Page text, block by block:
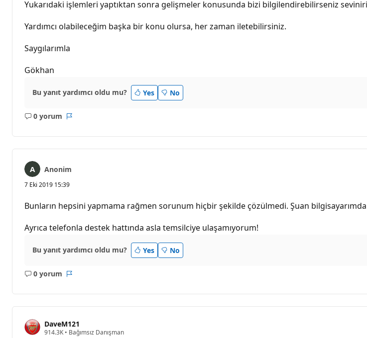
Yukarıdaki işlemleri yaptıktan sonra gelişmeler konusunda bizi bilgilendirebilirseniz
Yardımcı olabileceğim başka bir konu olursa, her zaman iletebilirsiniz.
Saygılarımla
Gökhan
Bu yanıt yardımcı oldu mu? Yes No
0 yorum
Açıklama
Anonim
7 Eki 2019 15:39
Bunların hepsini yapmama rağmen sorunum hiçbir şekilde çözülmedi. Şuan
Ayrıca telefonla destek hattında asla temsilciye ulaşamıyorum!
Bu yanıt yardımcı oldu mu? Yes No
0 yorum
Açıklama
DaveM121
914.3K S• Bağımsız Danışman